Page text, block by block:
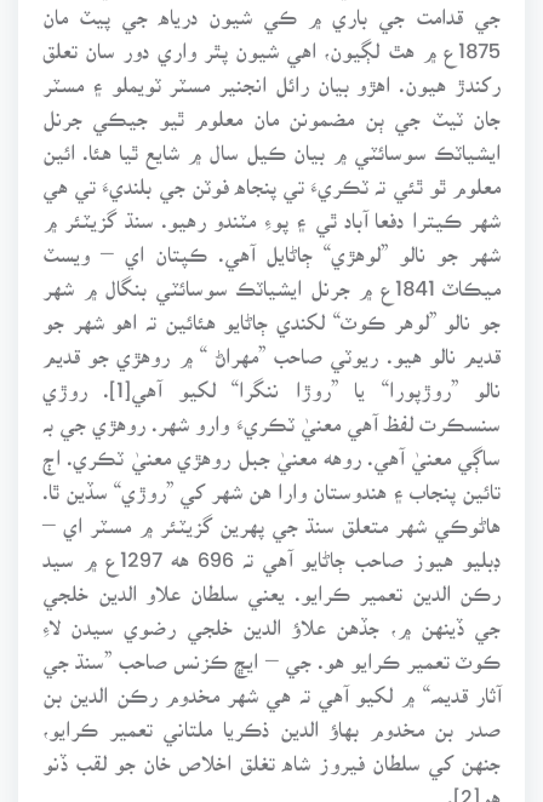
جي قدامت جي باري ۾ ڪي شيون درياه جي پيٽ مان
1875ع ۾ هٿ لڳيون، اهي شيون پٿر واري دور سان تعلق
رکندڙ هيون. اهڙو بيان رائل انجنير مسٽر ٽويملو ۽ مسٽر
جان ٽيٽ جي ٻن مضمونن مان معلوم ٿيو جيڪي جرنل
ايشياٽڪ سوسائٽي ۾ بيان ڪيل سال ۾ شايع ٿيا هئا. ائين
معلوم ٿو ٿئي تہ ٽڪريءَ تي پنجاه فوٽن جي بلنديءَ تي هي
شهر ڪيترا دفعا آباد ٿي ۽ پوءِ مٽندو رهيو. سنڌ گزيٽئر ۾
شهر جو نالو ”لوهڙي“ ڄاڻايل آهي. ڪپتان اي – ويسٽ
ميڪاٽ 1841ع ۾ جرنل ايشياٽڪ سوسائٽي بنگال ۾ شهر
جو نالو ”لوهر ڪوٽ“ لکندي ڄاڻايو هئائين تہ اهو شهر جو
قديم نالو هيو. ريوٽي صاحب ”مهراڻ “ ۾ روهڙي جو قديم
نالو ”روڙپورا“ يا ”روڙا ننگرا“ لکيو آهي[1]. روڙي
سنسڪرت لفظ آهي معنيٰ ٽڪريءَ وارو شهر. روهڙي جي بہ
ساڳي معنيٰ آهي. روهه معنيٰ جبل روهڙي معنيٰ ٽڪري. اڄ
تائين پنجاب ۽ هندوستان وارا هن شهر کي ”روڙي“ سڏين ٿا.
هاڻوڪي شهر متعلق سنڌ جي پهرين گزيٽئر ۾ مسٽر اي –
رڪن الدين تعمير ڪرايو. يعني سلطان علاو الدين خلجي
جي ڏينهن ۾، جڏهن علاؤ الدين خلجي رضوي سيدن لاءِ
ڪوٽ تعمير ڪرايو هو. جي – ايڇ ڪزنس صاحب ”سنڌ جي
آثار قديمہ“ ۾ لکيو آهي تہ هي شهر مخدوم رڪن الدين بن
صدر بن مخدوم بهاؤ الدين ذڪريا ملتاني تعمير ڪرايو،
جنهن کي سلطان فيروز شاه تغلق اخلاص خان جو لقب ڏنو
هو[2].